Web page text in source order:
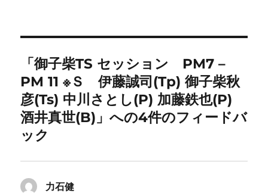
「御子柴TS セッション PM7 –
PM 11 ※Ｓ 伊藤誠司(Tp) 御子柴秋
彦(Ts) 中川さとし(P) 加藤鉄也(P)
酒井真世(B)」への4件のフィードバ
ック
力石健